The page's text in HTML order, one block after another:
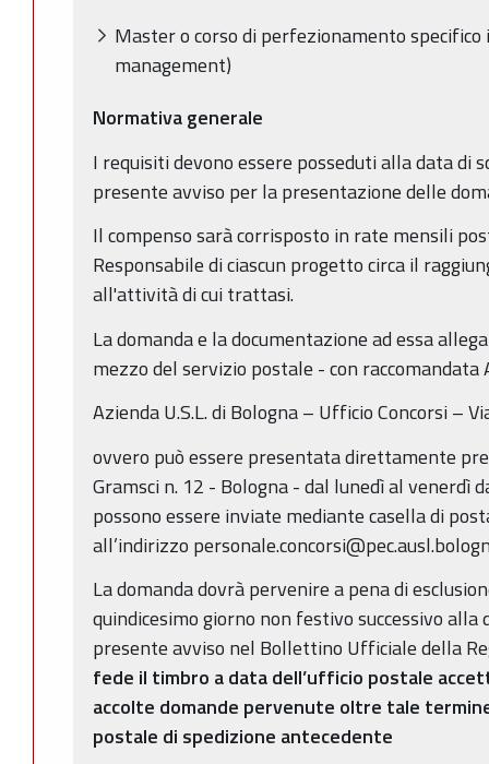
Master o corso di perfezionamento
management)
Normativa generale
I requisiti devono essere posseduti alla data di
presente avviso per la presentazione delle
Il compenso sarà corrisposto in rate mensili
Responsabile di ciascun progetto circa il
all'attività di cui trattasi.
La domanda e la documentazione ad essa
mezzo del servizio postale - con raccomandata
Azienda U.S.L. di Bologna – Ufficio Concorsi –
ovvero può essere presentata direttamente
Gramsci n. 12 - Bologna - dal lunedì al venerdì
possono essere inviate mediante casella di
all’indirizzo
La domanda dovrà pervenire a pena di
quindicesimo giorno non festivo successivo
presente avviso nel Bollettino Ufficiale della
fede il timbro a data dell’ufficio postale
accolte domande pervenute oltre tale
postale di spedizione antecedente